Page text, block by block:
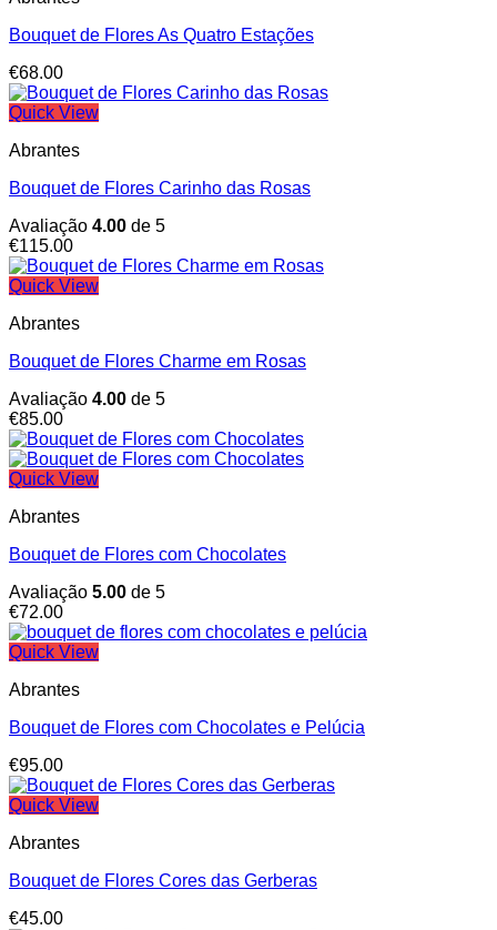
Bouquet de Flores As Quatro Estações
€68.00
Quick View
Abrantes
Bouquet de Flores Carinho das Rosas
Avaliação 4.00 de 5
€115.00
Quick View
Abrantes
Bouquet de Flores Charme em Rosas
Avaliação 4.00 de 5
€85.00
Quick View
Abrantes
Bouquet de Flores com Chocolates
Avaliação 5.00 de 5
€72.00
Quick View
Abrantes
Bouquet de Flores com Chocolates e Pelúcia
€95.00
Quick View
Abrantes
Bouquet de Flores Cores das Gerberas
€45.00